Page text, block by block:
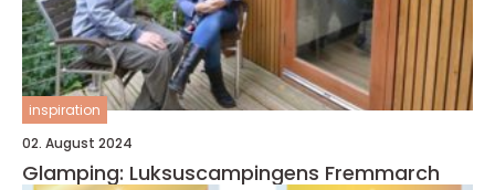
inspiration
02. August 2024
Glamping: Luksuscampingens Fremmarch